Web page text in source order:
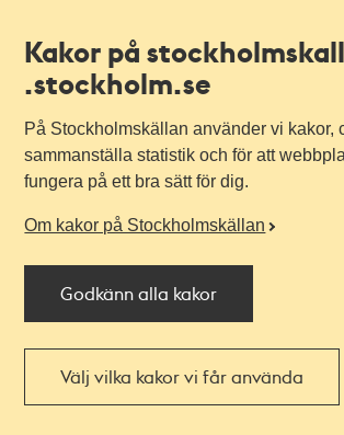
Kakor på
.stockholm.se
På Stockholmskällan använder vi kakor,
sammanställa statistik och för att
fungera på ett bra sätt för dig.
Om kakor på Stockholmskällan
Godkänn alla kakor
Välj vilka kakor vi får använda